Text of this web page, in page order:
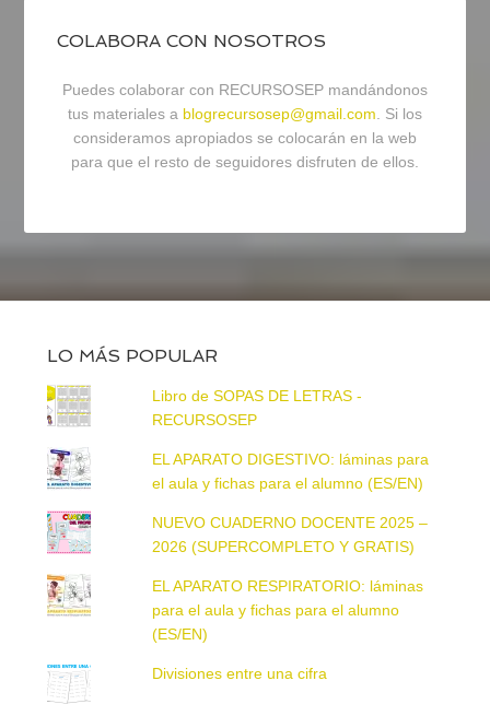
COLABORA CON NOSOTROS
Puedes colaborar con RECURSOSEP mandándonos
tus materiales a blogrecursosep@gmail.com . Si los
consideramos apropiados se colocarán en la web
para que el resto de seguidores disfruten de ellos.
LO MÁS POPULAR
Libro de SOPAS DE LETRAS -
RECURSOSEP
EL APARATO DIGESTIVO: láminas para
el aula y fichas para el alumno (ES/EN)
NUEVO CUADERNO DOCENTE 2025 –
2026 (SUPERCOMPLETO Y GRATIS)
EL APARATO RESPIRATORIO: láminas
para el aula y fichas para el alumno
(ES/EN)
Divisiones entre una cifra